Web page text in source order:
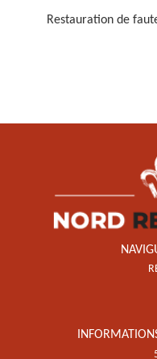
Restauration de
chaise et siège 59
Restauration de